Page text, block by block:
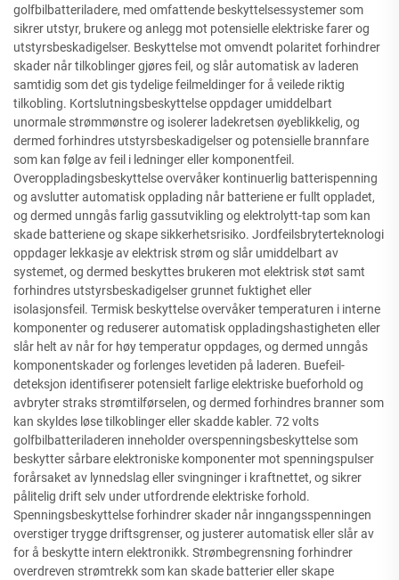
golfbilbatteriladere, med omfattende beskyttelsessystemer som
sikrer utstyr, brukere og anlegg mot potensielle elektriske farer og
utstyrsbeskadigelser. Beskyttelse mot omvendt polaritet forhindrer
skader når tilkoblinger gjøres feil, og slår automatisk av laderen
samtidig som det gis tydelige feilmeldinger for å veilede riktig
tilkobling. Kortslutningsbeskyttelse oppdager umiddelbart
unormale strømmønstre og isolerer ladekretsen øyeblikkelig, og
dermed forhindres utstyrsbeskadigelser og potensielle brannfare
som kan følge av feil i ledninger eller komponentfeil.
Overoppladingsbeskyttelse overvåker kontinuerlig batterispenning
og avslutter automatisk opplading når batteriene er fullt oppladet,
og dermed unngås farlig gassutvikling og elektrolytt-tap som kan
skade batteriene og skape sikkerhetsrisiko. Jordfeilsbryterteknologi
oppdager lekkasje av elektrisk strøm og slår umiddelbart av
systemet, og dermed beskyttes brukeren mot elektrisk støt samt
forhindres utstyrsbeskadigelser grunnet fuktighet eller
isolasjonsfeil. Termisk beskyttelse overvåker temperaturen i interne
komponenter og reduserer automatisk oppladingshastigheten eller
slår helt av når for høy temperatur oppdages, og dermed unngås
komponentskader og forlenges levetiden på laderen. Buefeil-
deteksjon identifiserer potensielt farlige elektriske bueforhold og
avbryter straks strømtilførselen, og dermed forhindres branner som
kan skyldes løse tilkoblinger eller skadde kabler. 72 volts
golfbilbatteriladeren inneholder overspenningsbeskyttelse som
beskytter sårbare elektroniske komponenter mot spenningspulser
forårsaket av lynnedslag eller svingninger i kraftnettet, og sikrer
pålitelig drift selv under utfordrende elektriske forhold.
Spenningsbeskyttelse forhindrer skader når inngangsspenningen
overstiger trygge driftsgrenser, og justerer automatisk eller slår av
for å beskytte intern elektronikk. Strømbegrensning forhindrer
overdreven strømtrekk som kan skade batterier eller skape